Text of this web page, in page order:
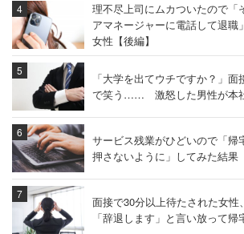
理不尽上司にムカついたので「
アマネージャーに電話して退職
女性【後編】
「大学を出てウチですか？」
で笑う…… 激怒した男性が本
サービス残業がひどいので「帰
押さないように」してみた結果
面接で30分以上待たされた女性
「辞退します」と言い放って帰